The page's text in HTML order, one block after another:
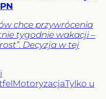
chce przywrócenia
tygodnie wakacji –
Decyzja w tej
MotoryzacjaTylko u